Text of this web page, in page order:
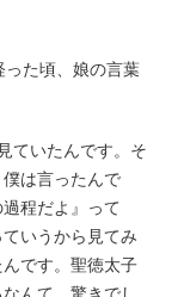
た頃、娘の言葉
ていたんです。そ
は言ったんで
程だよ』って
いうから見てみ
です。聖徳太子
んて、驚きでし